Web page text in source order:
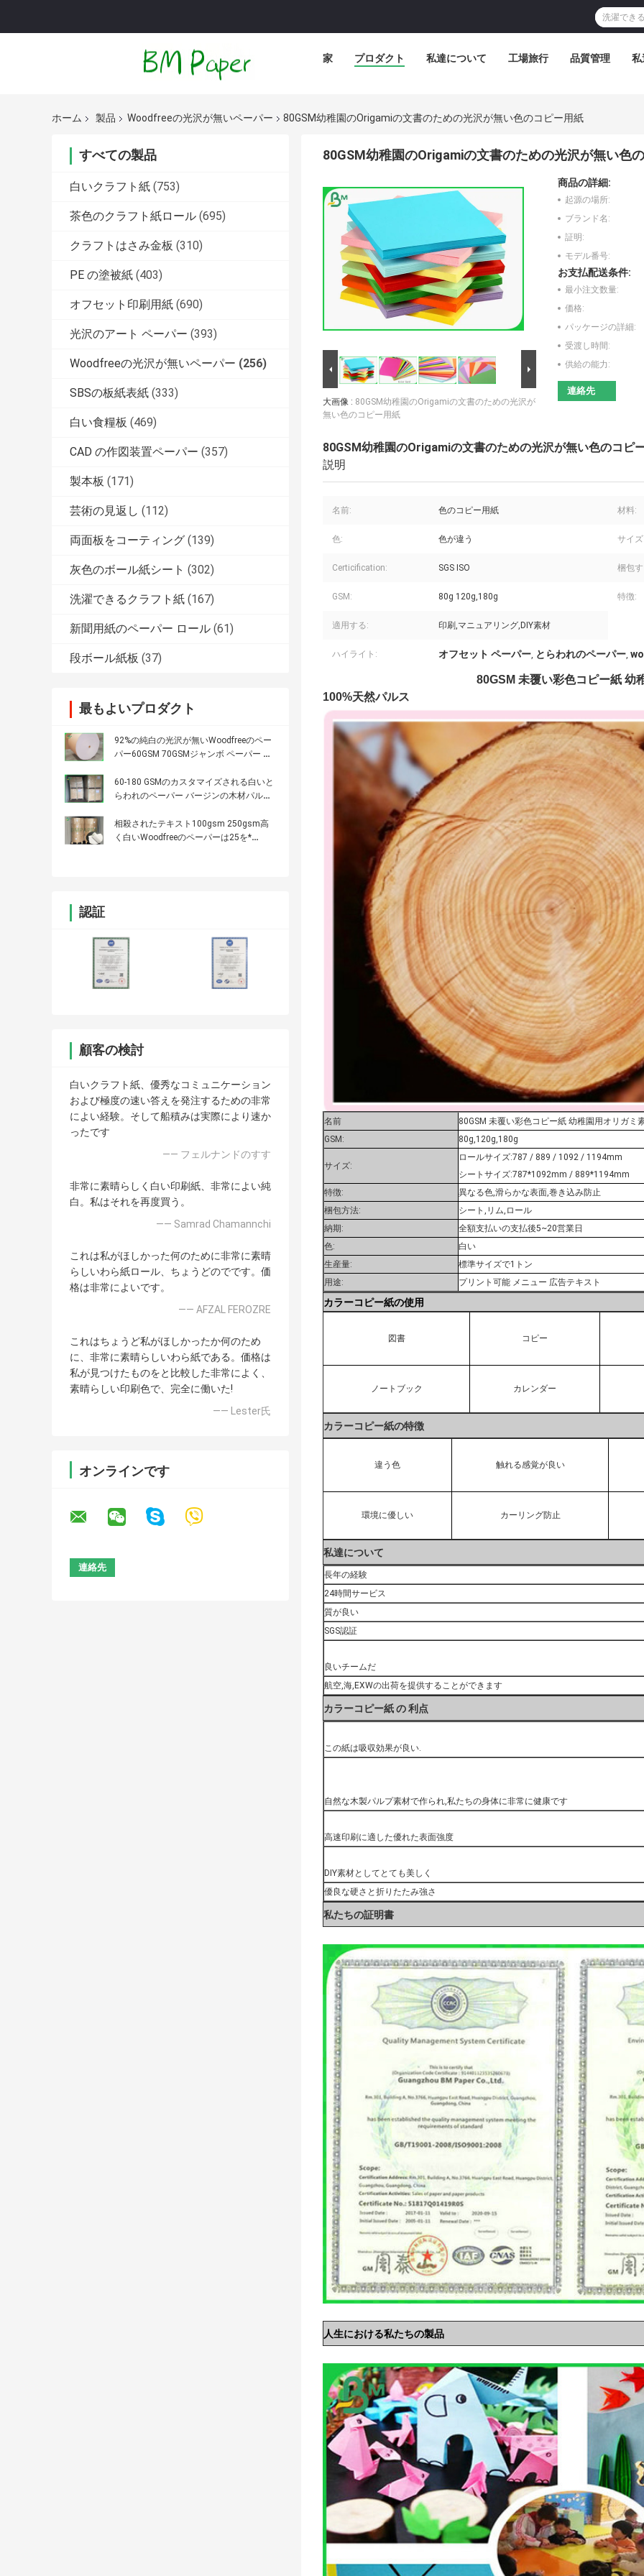
家 プロダクト 私達について 工場旅行 品質管理 私
ホーム 製品 Woodfreeの光沢が無いペーパー 80GSM幼稚園のOrigamiの文書のための光沢が無い色のコピー用紙
すべての製品
白いクラフト紙 (753)
茶色のクラフト紙ロール (695)
クラフトはさみ金板 (310)
PE の塗被紙 (403)
オフセット印刷用紙 (690)
光沢のアート ペーパー (393)
Woodfreeの光沢が無いペーパー (256)
SBSの板紙表紙 (333)
白い食糧板 (469)
CAD の作図装置ペーパー (357)
製本板 (171)
芸術の見返し (112)
両面板をコーティング (139)
灰色のボール紙シート (302)
洗濯できるクラフト紙 (167)
新聞用紙のペーパー ロール (61)
段ボール紙板 (37)
最もよいプロダクト
92%の純白の光沢が無いWoodfreeのペー
パー60GSM 70GSMジャンボ ペーパー ロ
60-180 GSMのカスタマイズされる白いと
らわれのペーパー バージンの木材パルプ
相殺されたテキスト100gsm 250gsm高
く白いWoodfreeのペーパーは25を*
認証
顧客の検討
白いクラフト紙、優秀なコミュニケーション
および極度の速い答えを発注するための非常
によい経験。そして船積みは実際により速か
ったです
—— フェルナンドのすす
非常に素晴らしく白い印刷紙、非常によい純
白。私はそれを再度買う。
—— Samrad Chamannchi
これは私がほしかった何のために非常に素晴
らしいわら紙ロール、ちょうどのでです。価
格は非常によいです。
—— AFZAL FEROZRE
これはちょうど私がほしかったか何のため
に、非常に素晴らしいわら紙である。価格は
私が見つけたものをと比較した非常によく、
素晴らしい印刷色で、完全に働いた!
—— Lester氏
オンラインです
80GSM幼稚園のOrigamiの文書のための光沢が無い色
大画像 : 80GSM幼稚園のOrigamiの文書のための光沢が
無い色のコピー用紙
商品の詳細:
起源の場所:
ブランド名:
証明:
モデル番号:
お支払配送条件:
最小注文数量:
価格:
パッケージの詳細:
受渡し時間:
供給の能力:
連絡先
80GSM幼稚園のOrigamiの文書のための光沢が無い色のコピ
説明
名前: 色のコピー用紙 材料:
色: 色が違う サイ
Certicification: SGS ISO 梱包
GSM: 80g 120g,180g 特徴:
適用する: 印刷,マニュアリング,DIY素材
ハイライト: オフセット ペーパー, とらわれのペーパー,
80GSM 未覆い彩色コピー紙 幼
100%天然パルス
名前
80GSM 未覆い彩色コピー紙 幼稚園用オリガミ
GSM:
80g,120g,180g
サイズ:
ロールサイズ:787 / 889 / 1092 / 1194mm
シートサイズ:787*1092mm / 889*1194mm
特徴:
異なる色,滑らかな表面,巻き込み防止
梱包方法:
シート,リム,ロール
納期:
全額支払いの支払後5~20営業日
色:
白い
生産量:
標準サイズで1トン
用途:
プリント可能 メニュー 広告テキスト
カラーコピー紙の使用
図書 コピー
ノートブック カレンダー
カラーコピー紙の特徴
違う色 触れる感覚が良い
環境に優しい カーリング防止
私達について
長年の経験
24時間サービス
質が良い
SGS認証
良いチームだ
航空,海,EXWの出荷を提供することができます
カラーコピー紙 の 利点
この紙は吸収効果が良い.
自然な木製パルプ素材で作られ,私たちの身体に非常に健康です
高速印刷に適した優れた表面強度
DIY素材としてとても美しく
優良な硬さと折りたたみ強さ
私たちの証明書
人生における私たちの製品